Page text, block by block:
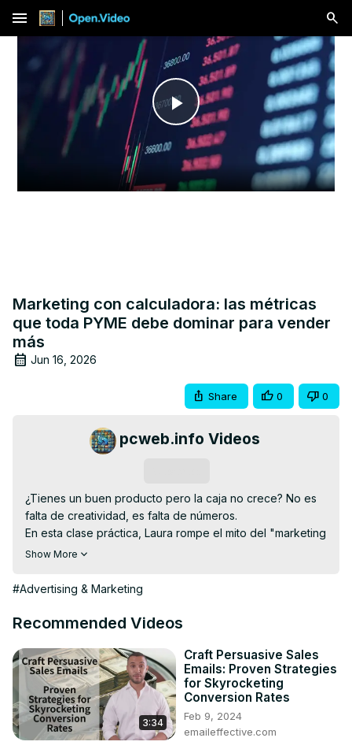
menu
Play
Video
Marketing con calculadora: las métricas
que toda PYME debe dominar para vender
más
Jun 16, 2026
Share 0 0
pcweb.info Videos
¿Tienes un buen producto pero la caja no crece? No es
falta de creatividad, es falta de números.
En esta clase práctica, Laura rompe el mito del "marketing
bonito" y te muestra las 3 métricas que deciden si tu
conseguir un cliente (CAC), cuánto ganas por cada peso
visitantes termina comprando (tasa de conversión).
PYMEs, a saber cuándo escalar una campaña, cuándo
pausarla y cómo convertir tu presupuesto en una máquina
de ventas predecible, sin gastar de más.
Ideal si eres emprendedor o dueño de negocio y estás
cansado de tomar decisiones por intuición. Cambia las
corazonadas por datos.
Show More
#Advertising & Marketing
Recommended Videos
3:34
Craft Persuasive Sales
Emails: Proven Strategies
for Skyrocketing
Conversion Rates
Feb 9, 2024
emaileffective.com